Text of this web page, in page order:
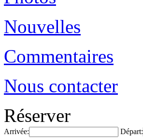
Nouvelles
Commentaires
Nous contacter
Réserver
Arrivée: Départ: